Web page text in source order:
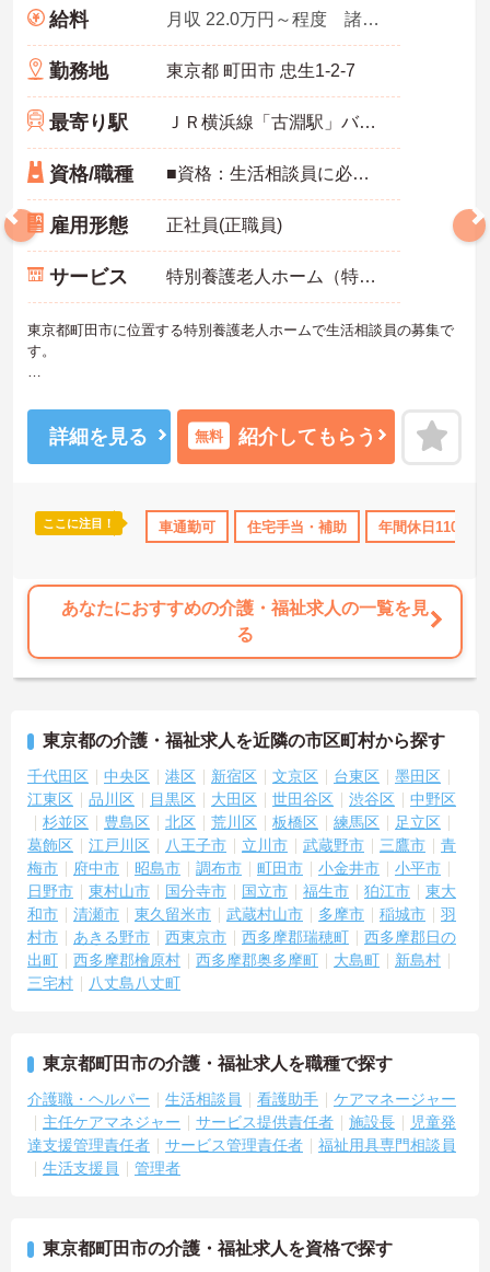
修制度あり 産休･育休･介護休暇取得実績あり 社会保険完備
給料 月収 22.0万円～程度 諸手当込
勤務地 東京都 町田市 忠生1-2-7
最寄り駅 ＪＲ横浜線「古淵駅」バス・車8分
資格/職種 ■資格：生活相談員に必要な資格をお持ちの方（必須） ■経験：記載なし ■普通自動車運転免許：送迎業務（運転あり）の記載あり
雇用形態 正社員(正職員)
サービス 特別養護老人ホーム（特養）
東京都町田市に位置する特別養護老人ホームで生活相談員の募集で
す。
2名体制のため協力しながら業務を進めやすい環境です。入居相談や
ご家族対応など幅広い経験を積みながら、専門性を高めていける求
■ 多職種連携で成長できる環境
―――――――――――――――
・ご家族への相談支援を実施
・受診対応や送迎業務に携われる
→ 相談援助の専門性を高めながら成長を目指せます♪
―――――――――――――――
生活リズムを整えながら働きやすい環境です
・勤務時間は9:00～18:00
・休憩60分
・年間休日110日
→ 仕事とプライベートの両立を図りやすい職場です♪
―――――――――――――――
■ 協力体制のある相談員配置
―――――――――――――――
周囲と連携しながら業務を進めやすい環境です
・相談員2名体制
・ユニット型特別養護老人ホーム
・ショートステイ併設
詳細を見る 無料 紹介してもらう
ここに注目！ 車通勤可 住宅手当・補助 年間休日110日以
あなたにおすすめの介護・福祉求人の一覧を見
る
東京都の介護・福祉求人を近隣の市区町村から探す
千代田区 中央区 港区 新宿区 文京区 台東区
墨田区
江東区
品川区 目黒区 大田区 世田谷区 渋谷区
中野区
杉並区
豊島区 北区 荒川区 板橋区 練馬区
足立区
葛飾区
江戸川区 八王子市 立川市 武蔵野市 三鷹市
青
梅市
府中市 昭島市 調布市 町田市 小金井市
小平市
日野市
東村山市 国分寺市 国立市 福生市 狛江市
東大
和市
清瀬市 東久留米市 武蔵村山市 多摩市 稲城市
羽
村市
あきる野市 西東京市 西多摩郡瑞穂町
西多摩郡日の
出町
西多摩郡檜原村 西多摩郡奥多摩町 大島町
新島村
三宅村
八丈島八丈町
東京都町田市の介護・福祉求人を職種で探す
介護職・ヘルパー 生活相談員 看護助手
ケアマネージャー
主任ケアマネジャー
サービス提供責任者 施設長
児童発
達支援管理責任者
サービス管理責任者
福祉用具専門相談員
生活支援員
管理者
東京都町田市の介護・福祉求人を資格で探す